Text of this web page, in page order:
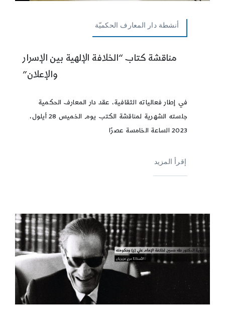
أنشطة دار المعارف الحكميّة
مناقشة كتاب “الخلافة الإلهية بين الإسرار
والإعلان”
في إطار فعالياته الثقافية، عقد دار المعارف الحكمية
جلسته الشهرية لمناقشة الكتب يوم الخميس 28 أيلول،
2023 الساعة الخامسة عصرًا
إقرأ المزيد